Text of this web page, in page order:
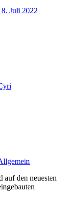
Juli 2022
auf den neuesten